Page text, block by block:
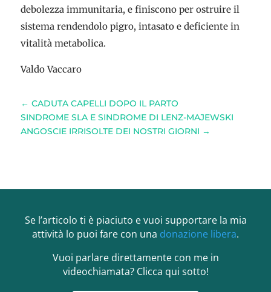
debolezza immunitaria, e finiscono per ostruire il
sistema rendendolo pigro, intasato e deficiente in
vitalità metabolica.
Valdo Vaccaro
← CADUTA CAPELLI DOPO IL PARTO
SINDROME SLA E SINDROME DI LENZ-MAJEWSKI
ANGOSCIE IRRISOLTE DEI NOSTRI GIORNI →
Se l’articolo ti è piaciuto e vuoi supportare la mia
attività lo puoi fare con una donazione libera.
Vuoi parlare direttamente con me in
videochiamata? Clicca qui sotto!